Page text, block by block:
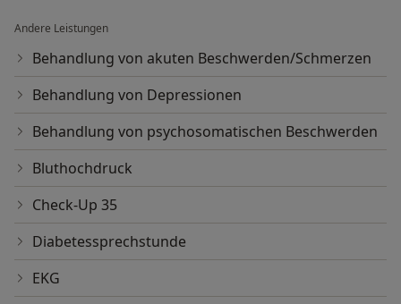
Andere Leistungen
Behandlung von akuten Beschwerden/Schmerzen
Behandlung von Depressionen
Behandlung von psychosomatischen Beschwerden
Bluthochdruck
Check-Up 35
Diabetessprechstunde
EKG